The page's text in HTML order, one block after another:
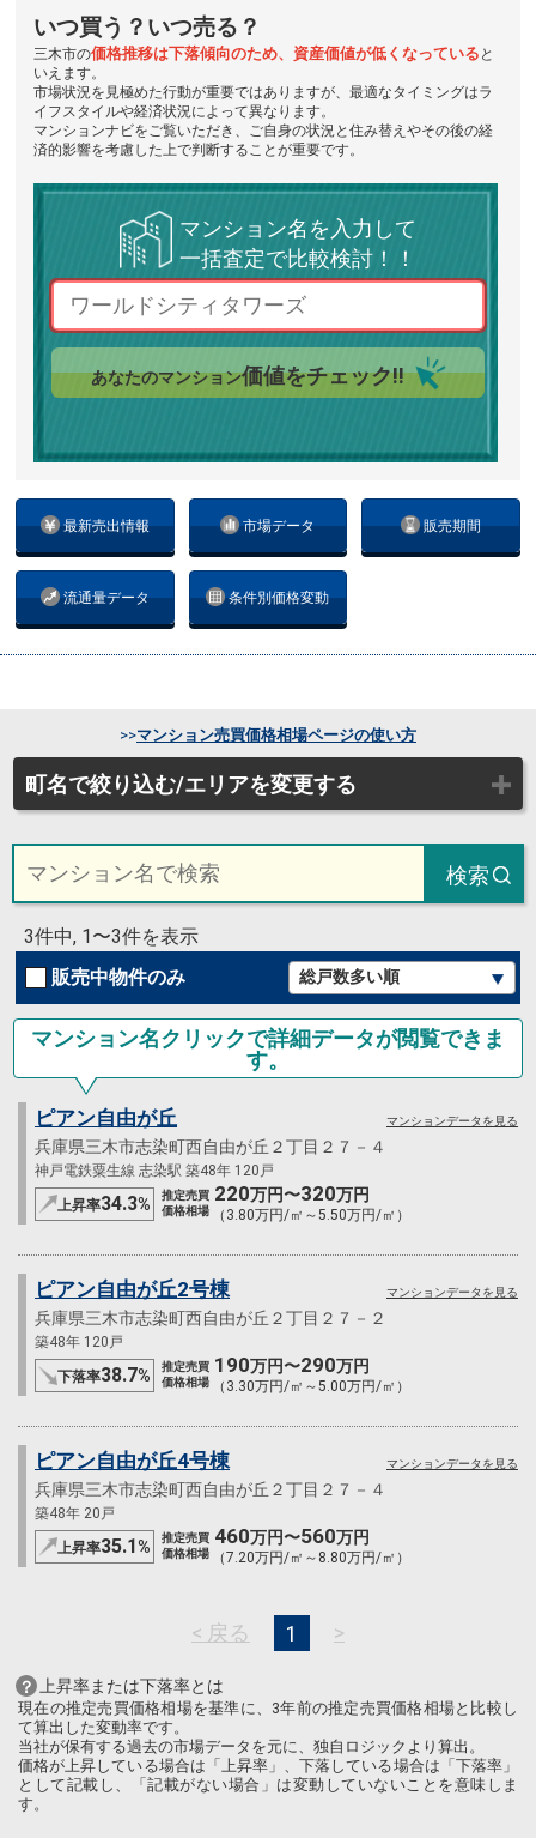
最新売出情報 市場データ 販売期間
流通量データ 条件別価格変動
いつ買う？いつ売る？
三木市の価格推移は下落傾向のため、資産価値が低くなっている と
いえます。
市場状況を見極めた行動が重要ではありますが、最適なタイミングはラ
イフスタイルや経済状況によって異なります。
マンションナビをご覧いただき、ご自身の状況と住み替えやその後の経
済的影響を考慮した上で判断することが重要です。
マンション名を入力して
一括査定で比較検討！！
あなたのマンション価値をチェック!!
町名で絞り込む/エリアを変更する
>>マンション売買価格相場ページの使い方
検索
3件中, 1〜3件を表示
販売中物件のみ
マンション名クリックで詳細データが閲覧できま
す。
ピアン自由が丘
兵庫県三木市志染町西自由が丘２丁目２７－４
神戸電鉄粟生線 志染駅 築48年 120戸
上昇率34.3%
推定売買
価格相場
220万円〜320万円
（3.80万円/㎡～5.50万円/㎡）
マンションデータを見る
ピアン自由が丘2号棟
兵庫県三木市志染町西自由が丘２丁目２７－２
築48年 120戸
下落率38.7%
推定売買
価格相場
190万円〜290万円
（3.30万円/㎡～5.00万円/㎡）
マンションデータを見る
ピアン自由が丘4号棟
兵庫県三木市志染町西自由が丘２丁目２７－４
築48年 20戸
上昇率35.1%
推定売買
価格相場
460万円〜560万円
（7.20万円/㎡～8.80万円/㎡）
マンションデータを見る
< 戻る 1 >
上昇率または下落率とは
現在の推定売買価格相場を基準に、3年前の推定売買価格相場と比較し
て算出した変動率です。
当社が保有する過去の市場データを元に、独自ロジックより算出。
価格が上昇している場合は「上昇率」、下落している場合は「下落率」
として記載し、「記載がない場合」は変動していないことを意味しま
す。